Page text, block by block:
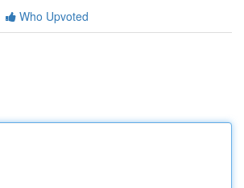
Who Upvoted